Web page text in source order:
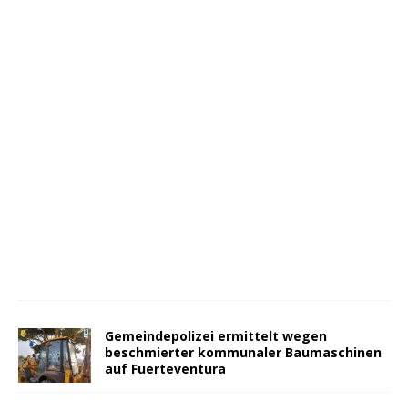
Gemeindepolizei ermittelt wegen
beschmierter kommunaler Baumaschinen
auf Fuerteventura